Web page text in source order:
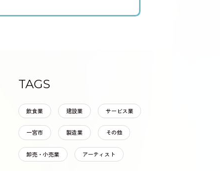
TAGS
飲食業 建設業 サービス業
一宮市 製造業 その他
卸売・小売業 アーティスト